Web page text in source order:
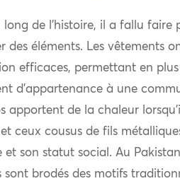
long de l’histoire, il a fallu
des éléments. Les vêtements
efficaces, permettant en
d’appartenance à une
apportent de la chaleur
ceux cousus de fils
et son statut social. Au
sont brodés des motifs